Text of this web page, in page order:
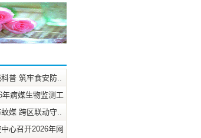
普 筑牢食安防.. 2026-8-6
年病媒生物监测工.. 2026-7-15
媒 跨区联动守.. 2026-7-10
心召开2026年网.. 2026-7-2